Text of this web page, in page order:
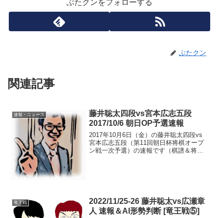
ぶたクンをフォローする
ぶたクン
関連記事
速報・ニュース
藤井聡太四段vs宮本広志五段
2017/10/6 朝日OP予選速報
2017年10月6日（金）の藤井聡太四段vs
宮本広志五段（第11回朝日杯将棋オープ
ン戦一次予選）の速報です（棋譜＆将棋
竜王戦
2022/11/25-26 藤井聡太vs広瀬章
人 速報＆AI形勢判断 [竜王戦⑤]